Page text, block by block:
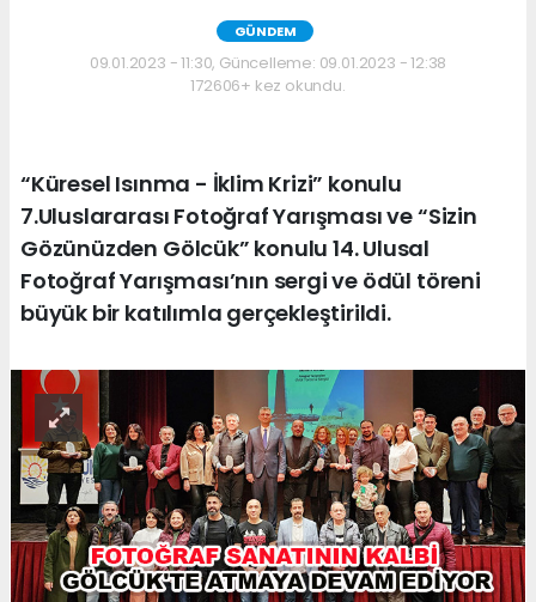
GÜNDEM
09.01.2023 - 11:30, Güncelleme: 09.01.2023 - 12:38
172606+ kez okundu.
“Küresel Isınma - İklim Krizi” konulu
7.Uluslararası Fotoğraf Yarışması ve “Sizin
Gözünüzden Gölcük” konulu 14. Ulusal
Fotoğraf Yarışması’nın sergi ve ödül töreni
büyük bir katılımla gerçekleştirildi.